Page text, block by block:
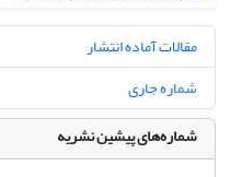
مقالات آماده انتشار
شماره جاری
شماره‌های پیشین نشریه